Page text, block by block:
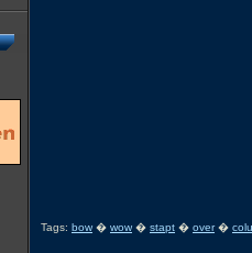
Tags: bow � wow � stapt � over�